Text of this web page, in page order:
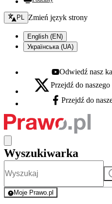
Zmień język - bieżący:
PL Zmień język strony
English (EN)
Українська (UA)
Youtube - otwiera się w
Odwiedź nasz
X - otwiera się w nowej karcie
Przejdź do
Facebook - otwiera się w
Przejdź do
Wyszukiwarka
Moje Prawo.pl
- rejestracja i logowanie do